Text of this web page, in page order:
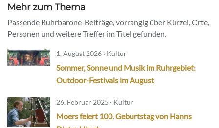
Mehr zum Thema
Passende Ruhrbarone-Beiträge, vorrangig über Kürzel, Orte,
Personen und weitere Treffer im Titel gefunden.
1. August 2026 · Kultur
Sommer, Sonne und Musik im Ruhrgebiet:
Outdoor-Festivals im August
26. Februar 2025 · Kultur
Moers feiert 100. Geburtstag von Hanns